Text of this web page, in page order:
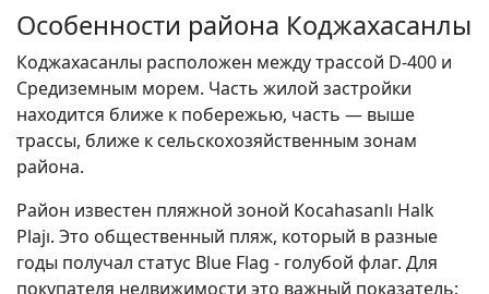
Особенности района Коджахасанлы
Коджахасанлы расположен между трассой D-400 и
Средиземным морем. Часть жилой застройки
находится ближе к побережью, часть — выше
трассы, ближе к сельскохозяйственным зонам
района.
Район известен пляжной зоной Kocahasanlı Halk
Plajı. Это общественный пляж, который в разные
годы получал статус Blue Flag - голубой флаг. Для
покупателя недвижимости это важный показатель: